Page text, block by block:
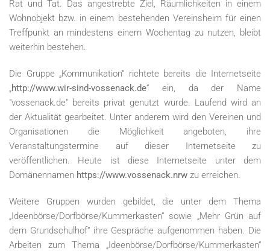
Rat und Tat. Das angestrebte Ziel, Räumlichkeiten in einem
Wohnobjekt bzw. in einem bestehenden Vereinsheim für einen
Treffpunkt an mindestens einem Wochentag zu nutzen, bleibt
weiterhin bestehen.
Die Gruppe „Kommunikation“ richtete bereits die Internetseite
„http://www.wir-sind-vossenack.de“ ein, da der Name
"vossenack.de" bereits privat genutzt wurde. Laufend wird an
der Aktualität gearbeitet. Unter anderem wird den Vereinen und
Organisationen die Möglichkeit angeboten, ihre
Veranstaltungstermine auf dieser Internetseite zu
veröffentlichen. Heute ist diese Internetseite unter dem
Domänennamen https://www.vossenack.nrw zu erreichen.
Weitere Gruppen wurden gebildet, die unter dem Thema
„Ideenbörse/Dorfbörse/Kummerkasten“ sowie „Mehr Grün auf
dem Grundschulhof“ ihre Gespräche aufgenommen haben. Die
Arbeiten zum Thema „Ideenbörse/Dorfbörse/Kummerkasten“